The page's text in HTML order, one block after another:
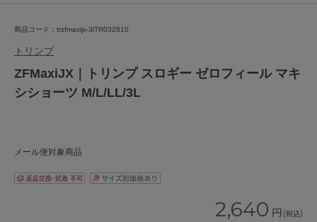
商品コード：trzfmaxijx-3lTR032810
トリンプ
ZFMaxiJX｜トリンプ スロギー ゼロフィール マキ
シショーツ M/L/LL/3L
メール便対象商品
2,640 円 (税込)